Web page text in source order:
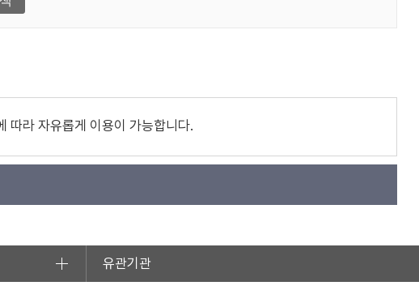
따라 자유롭게 이용이 가능합니다.
유관기관